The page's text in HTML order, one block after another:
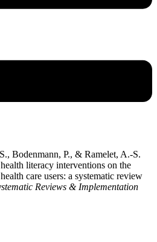
Bodenmann, P., & Ramelet, A.-S.
literacy interventions on the
care users: a systematic review
Reviews & Implementation